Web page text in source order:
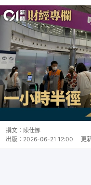
撰文： 陳仕娜
出版： 2026-06-21 12:00 更